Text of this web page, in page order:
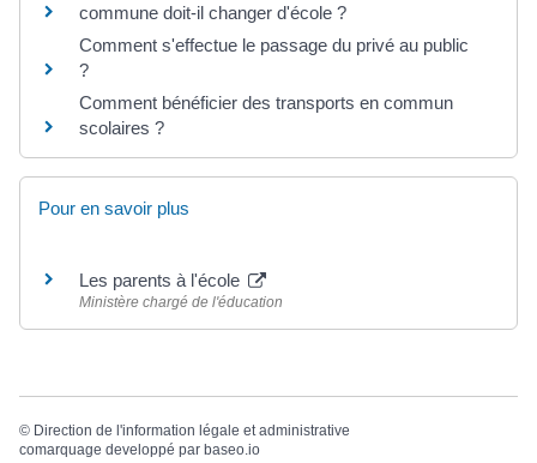
commune doit-il changer d'école ?
Comment s'effectue le passage du privé au public
?
Comment bénéficier des transports en commun
scolaires ?
Pour en savoir plus
Les parents à l'école
Ministère chargé de l'éducation
© Direction de l'information légale et administrative
comarquage developpé par baseo.io